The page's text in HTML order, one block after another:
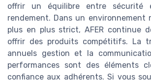
offrir un équilibre entre sécurité
rendement. Dans un environnement
plus en plus strict, AFER continue
offrir des produits compétitifs. La
annuels gestion et la
performances sont des éléments
confiance aux adhérents. Si vous